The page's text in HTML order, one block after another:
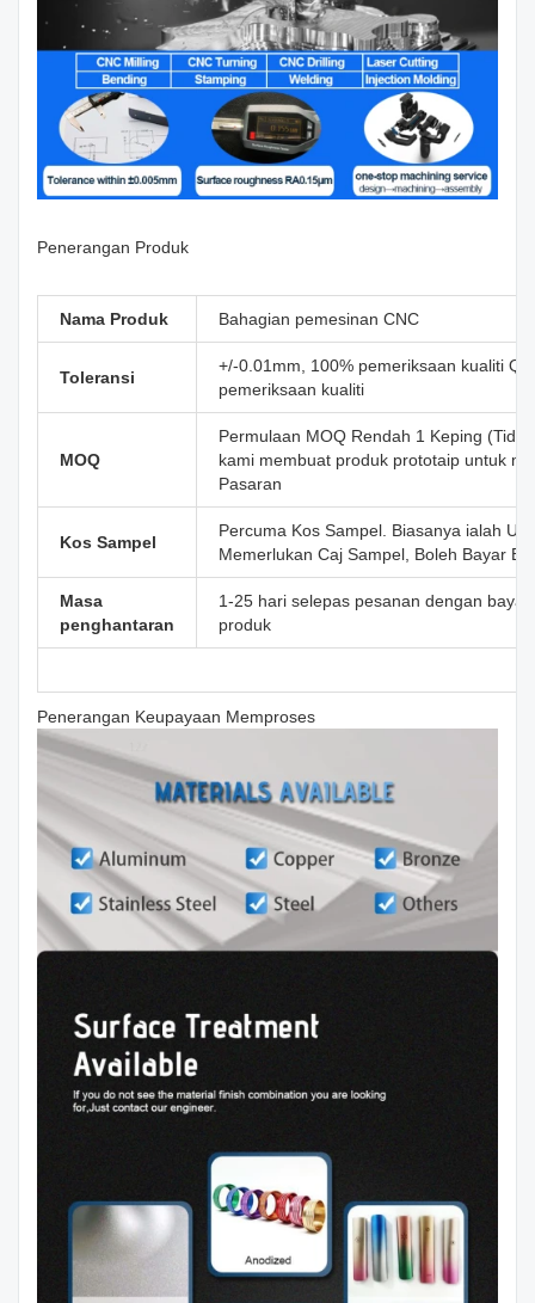
Penerangan Produk
Nama Produk Bahagian pemesinan CNC
Toleransi
+/-0.01mm, 100% pemeriksaan kualiti
pemeriksaan kualiti
MOQ
Permulaan MOQ Rendah 1 Keping
kami membuat produk prototaip untuk
Pasaran
Kos Sampel
Percuma Kos Sampel. Biasanya ialah
Memerlukan Caj Sampel, Boleh Bayar
Masa
penghantaran
1-25 hari selepas pesanan dengan
produk
Penerangan Keupayaan Memproses